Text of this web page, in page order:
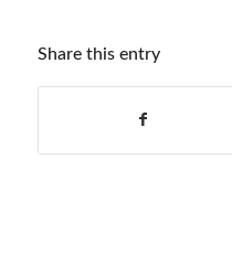
Share this entry